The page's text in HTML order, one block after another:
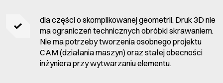
dla części o skomplikowanej geometrii. Druk 3D nie
ma ograniczeń technicznych obróbki skrawaniem.
Nie ma potrzeby tworzenia osobnego projektu
CAM (działania maszyn) oraz stałej obecności
inżyniera przy wytwarzaniu elementu.